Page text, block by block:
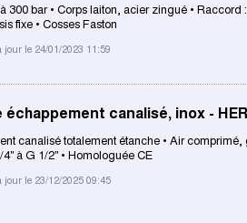
300 bar • Corps laiton, acier zingué •
fixe • Cosses Faston
jour le 24/01/2023 11:59
canalisé, inox -
canalisé totalement étanche • Air
à G 1/2" • Homologuée CE
jour le 23/12/2025 09:45